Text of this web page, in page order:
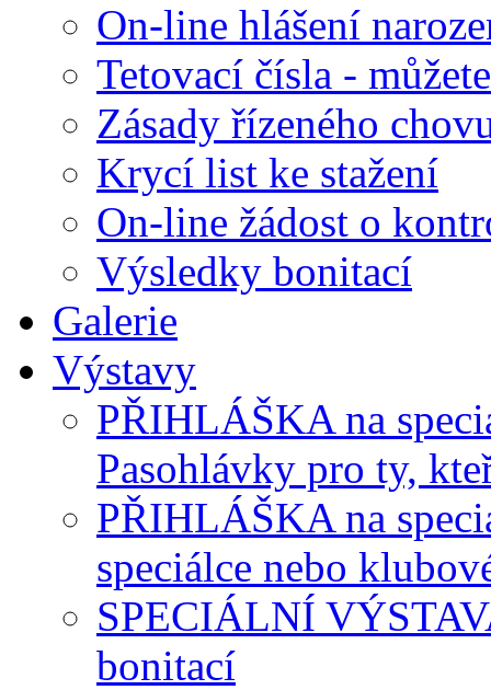
On-line hlášení
Tetovací čísla -
Zásady řízeného
Krycí list ke stažení
On-line žádost o
Výsledky bonitací
Galerie
Výstavy
PŘIHLÁŠKA na
Pasohlávky pro ty,
PŘIHLÁŠKA na
speciálce nebo
SPECIÁLNÍ
bonitací